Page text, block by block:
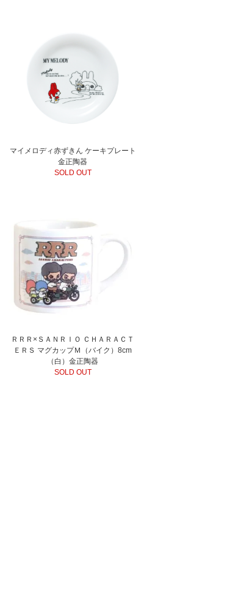
マイメロディ赤ずきん ケーキプレート
金正陶器
SOLD OUT
ＲＲＲ×ＳＡＮＲＩＯ ＣＨＡＲＡＣＴ
ＥＲＳ マグカップＭ（バイク）8cm
（白）金正陶器
SOLD OUT